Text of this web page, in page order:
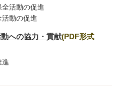
活動の促進
動の促進
への協力・貢献(PDF形式
進